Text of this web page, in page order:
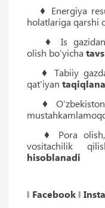
♦ Energiya
holatlariga qarshi
♦ Is gazidan
olish bo‘yicha
♦ Tabiiy
qatʼiyan
♦ O‘zbekiston
♦ Pora olish,
vositachilik
hisoblanadi
‖ Facebook ‖